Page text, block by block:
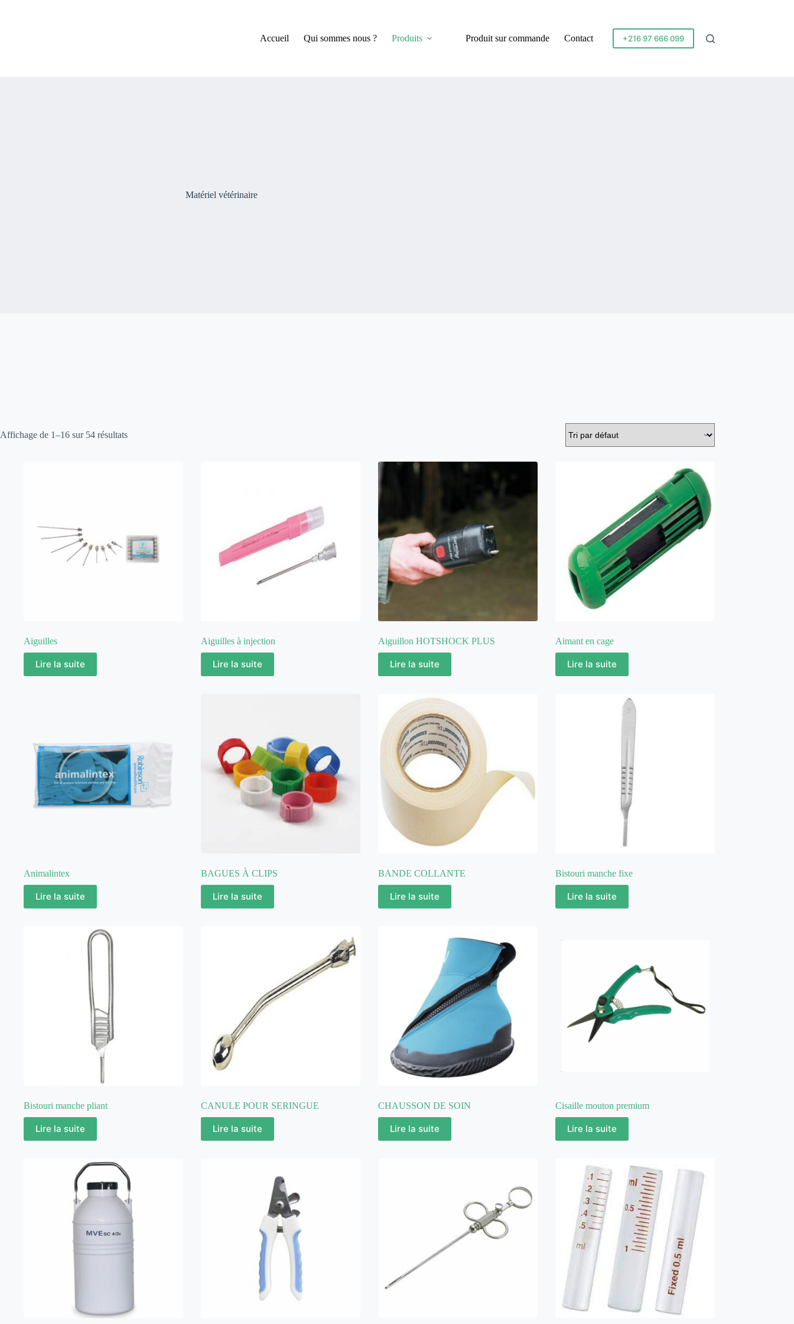
Accueil
Qui sommes nous ? Produits Produit sur commande Contact +216 97 666 099
Matériel vétérinaire
Affichage de 1–16 sur 54 résultats
Aiguilles
Lire la suite
Aiguilles à injection
Lire la suite
Aiguillon HOTSHOCK PLUS
Lire la suite
Aimant en cage
Lire la suite
Animalintex
Lire la suite
BAGUES À CLIPS
Lire la suite
BANDE COLLANTE
Lire la suite
Bistouri manche fixe
Lire la suite
Bistouri manche pliant
Lire la suite
CANULE POUR SERINGUE
Lire la suite
CHAUSSON DE SOIN
Lire la suite
Cisaille mouton premium
Lire la suite